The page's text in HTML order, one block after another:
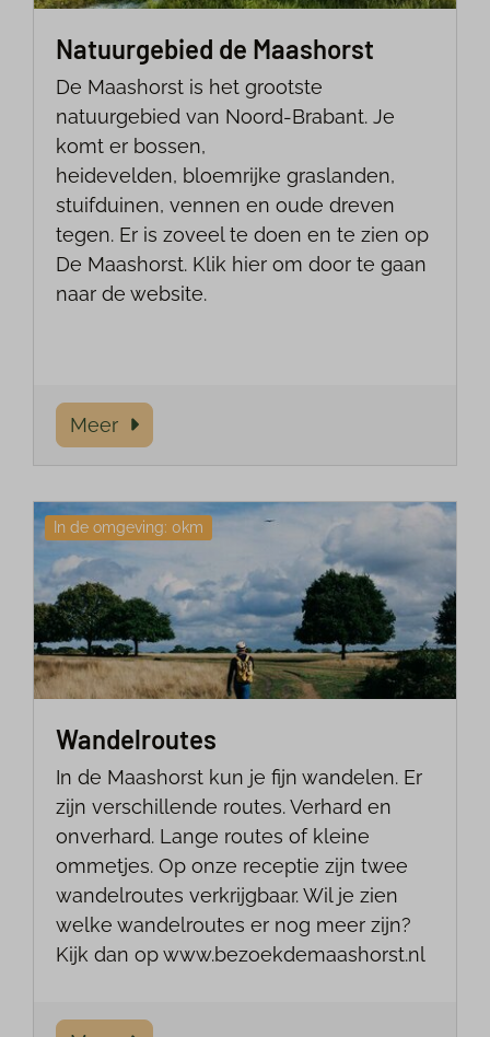
Natuurgebied de Maashorst
De Maashorst is het grootste
natuurgebied van Noord-Brabant. Je
komt er bossen,
heidevelden, bloemrijke graslanden,
stuifduinen, vennen en oude dreven
tegen. Er is zoveel te doen en te zien op
De Maashorst. Klik hier om door te gaan
naar de website.
Meer
In de omgeving: 0km
Wandelroutes
In de Maashorst kun je fijn wandelen. Er
zijn verschillende routes. Verhard en
onverhard. Lange routes of kleine
ommetjes. Op onze receptie zijn twee
wandelroutes verkrijgbaar. Wil je zien
welke wandelroutes er nog meer zijn?
Kijk dan op www.bezoekdemaashorst.nl